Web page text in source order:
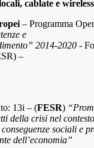
cablate e
– Programma
e
2014-2020 -
–
13i – (FESR)
della crisi nel
sociali e
dell’economia”